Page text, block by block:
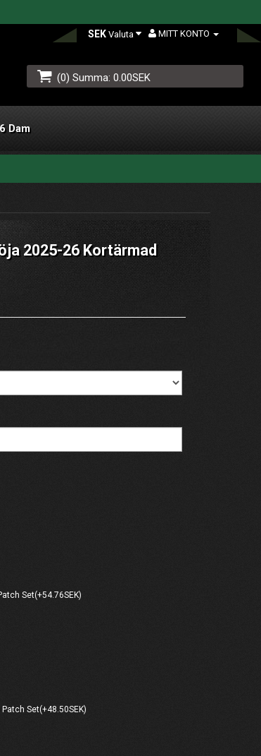
MITT KONTO
SEK Valuta
(0) Summa: 0.00SEK
Dam
2025-26 Kortärmad
Set(+54.76SEK)
Set(+48.50SEK)